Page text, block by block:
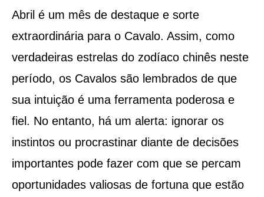
Abril é um mês de destaque e sorte
extraordinária para o Cavalo. Assim, como
verdadeiras estrelas do zodíaco chinês neste
período, os Cavalos são lembrados de que
sua intuição é uma ferramenta poderosa e
fiel. No entanto, há um alerta: ignorar os
instintos ou procrastinar diante de decisões
importantes pode fazer com que se percam
oportunidades valiosas de fortuna que estão